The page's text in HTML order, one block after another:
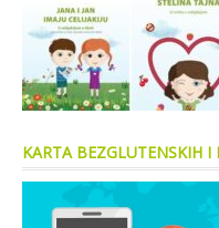
KARTA BEZGLUTENSKIH I